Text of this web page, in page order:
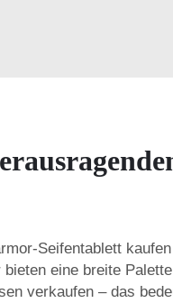
Seifentablett
eine breite
verkaufen – das